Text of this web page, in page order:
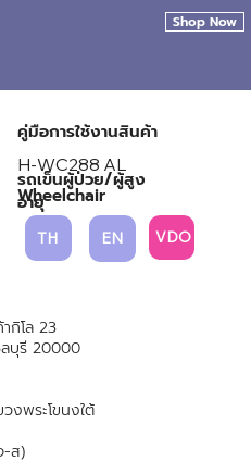
Shop Now
VDO
EN
TH
Wheelchair
รถเข็นผู้ป่วย/ผู้สูง
อายุ
H-WC288 AL
คู่มือการใช้งานสินค้า
กิโล 23
ลบุรี 20000
งพระโขนงใต้
-ส)